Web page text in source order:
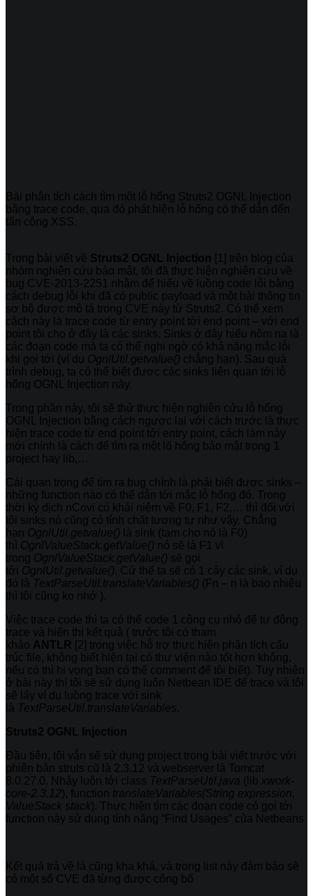
Bài phân tích cách tìm một lỗ hổng Struts2 OGNL Injection
bằng trace code, qua đó phát hiện lỗ hổng có thể dẫn đến
tấn công XSS.
Trong bài viết về Struts2 OGNL Injection [1] trên blog của
nhóm nghiên cứu bảo mật, tôi đã thực hiện nghiên cứu về
bug CVE-2013-2251 nhằm để hiểu về luồng code lỗi bằng
cách debug lỗi khi đã có public payload và một bài thông tin
sơ bộ được mô tả trong CVE này từ Struts2. Có thể xem
cách này là trace code từ entry point tới end point – với end
point tôi cho ở đây là các sinks. Sinks ở đây hiểu nôm na là
các đoạn code mà ta có thể nghi ngờ có khả năng mắc lỗi
khi gọi tới (ví dụ OgnlUtil.getvalue() chẳng hạn). Sau quá
trình debug, ta có thể biết được các sinks liên quan tới lỗ
hổng OGNL Injection này.
Trong phần này, tôi sẽ thử thực hiện nghiên cứu lỗ hổng
OGNL Injection bằng cách ngược lại với cách trước là thực
hiện trace code từ end point tới entry point, cách làm này
mới chính là cách để tìm ra một lố hổng bảo mật trong 1
project hay lib,…
Cái quan trọng để tìm ra bug chính là phải biết được sinks –
những function nào có thể dẫn tới mắc lỗ hổng đó. Trong
thời kỳ dịch nCovi có khái niệm về F0, F1, F2,… thì đối với
tôi sinks nó cũng có tính chất tương tự như vậy. Chẳng
hạn OgnlUtil.getvalue() là sink (tạm cho nó là F0)
thì OgnlValueStack.getValue() nó sẽ là F1 vì
trong OgnlValueStack.getValue() sẽ gọi
tới OgnlUtil.getvalue(). Cứ thế ta sẽ có 1 cây các sink, ví dụ
đó là TextParseUtil.translateVariables() (Fn – n là bao nhiêu
thì tôi cũng ko nhớ ).
Việc trace code thì ta có thể code 1 công cụ nhỏ để tự động
trace và hiển thị kết quả ( trước tôi có tham
khảo ANTLR [2] trong việc hỗ trợ thực hiện phân tích cấu
trúc file, không biết hiện tại có thư viện nào tốt hơn không,
nếu có thì hi vọng bạn có thể comment để tôi biết). Tuy nhiên
ở bài này thì tôi sẽ sử dụng luôn Netbean IDE để trace và tôi
sẽ lấy ví dụ luồng trace với sink
là TextParseUtil.translateVariables.
Struts2 OGNL Injection
Đầu tiên, tôi vẫn sẽ sử dụng project trong bài viết trước với
phiên bản struts cũ là 2.3.12 và webserver là Tomcat
8.0.27.0. Nhảy luôn tới class TextParseUtil.java (lib xwork-
core-2.3.12), function translateVariables(String expression,
ValueStack stack). Thực hiện tìm các đoạn code có gọi tới
function này sử dụng tính năng “Find Usages” của Netbeans
Kết quả trả về là cũng kha khá, và trong list này đảm bảo sẽ
có một số CVE đã từng được công bố